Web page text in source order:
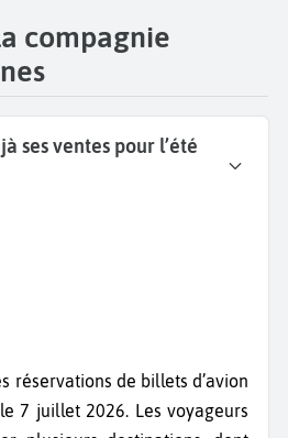
compagnie
ses ventes pour l’été
7 juillet 2026. Les voyageurs